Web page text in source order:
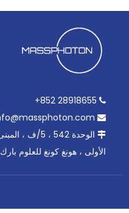



الأولى ، هونغ كونغ للعلوم بارك